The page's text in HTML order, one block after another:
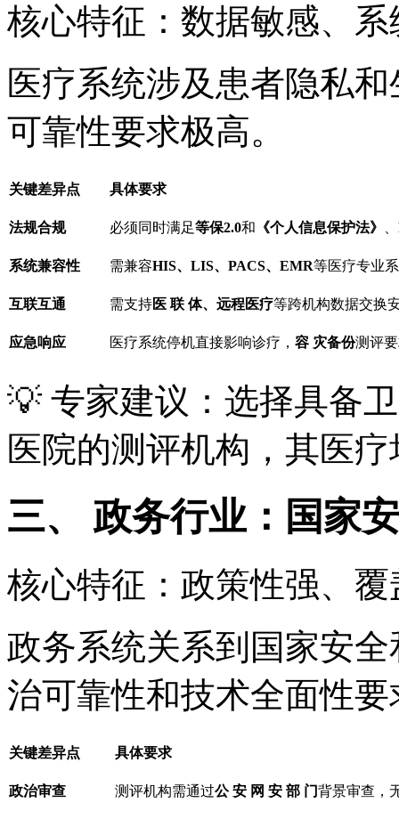
核心特征：数据敏感、
医疗系统涉及患者隐私
可靠性要求极高。
关键差异点 具体要求
法规合规 必须同时满足等保2.0和 《个人信息保护法》
系统兼容性 需兼容HIS、LIS、PACS、EMR等医疗专业
互联互通 需支持医 联 体、远程医疗等跨机构数据交换
应急响应 医疗系统停机直接影响诊疗， 容 灾备份测评
💡 专家建议：选择具备
医院的测评机构，其医
三、 政务行业：国家
核心特征：政策性强、
政务系统关系到国家安
治可靠性和技术全面性
关键差异点 具体要求
政治审查 测评机构需通过公 安 网 安 部 门背景审查，